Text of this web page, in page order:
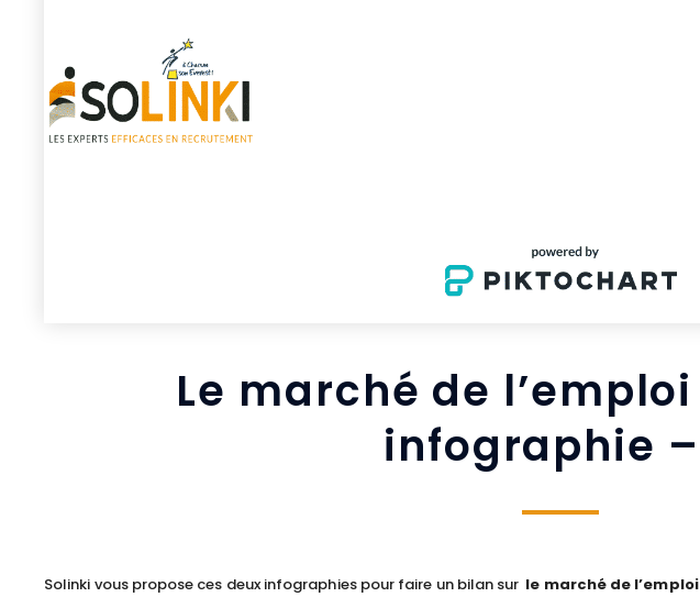
Le marché de l’emploi
infographie
Solinki vous propose ces deux infographies pour faire un bilan sur le marché de